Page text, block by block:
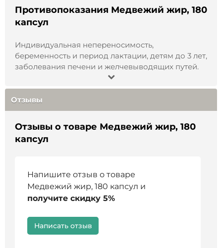
Объем:180 шт.
Страна производства:Россия
лекарством
специалистом
Противопоказания Медвежий жир, 180
капсул
Индивидуальная непереносимость,
беременность и период лактации, детям до 3 лет,
заболевания печени и желчевыводящих путей.
Отзывы
Отзывы о товаре Медвежий жир, 180
капсул
Напишите отзыв о товаре
Медвежий жир, 180 капсул и
получите скидку 5%
Написать отзыв